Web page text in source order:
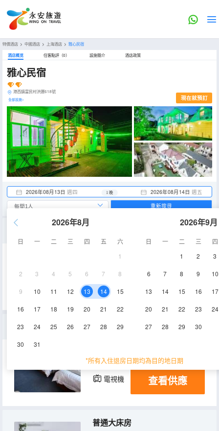
特價酒店 > 中國酒店 > 上海酒店 > 雅心民宿
酒店概览 住客點評（0） 設施簡介 酒店政策
雅心民宿
港西鎮富民村洪運618號
全部設施> 現在就預訂
2026年08月13日 週四 2026年08月14日 週五
1 晚
2026年8月
日 一 二 三 四 五
六
1
2 3 4 5 6 7 8
9 10 11 12 13 14 15
16 17 18 19 20 21 22
23 24 25 26 27 28 29
30 31
2026年9月
日 一 二 三
四
1
2 3
6 7 8 9 10
13 14 15 16 17
20 21 22 23 24
27 28 29 30
*所有入住退房日期均為目的地日期
重新搜尋
200㎡ 空調
電視機
三人間
30-35㎡ 1層 空調
電視機 查看供應
普通大床房